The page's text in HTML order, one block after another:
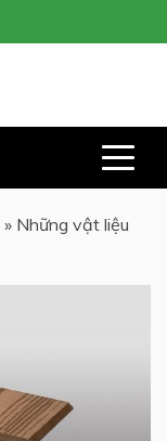
» Những vật liệu